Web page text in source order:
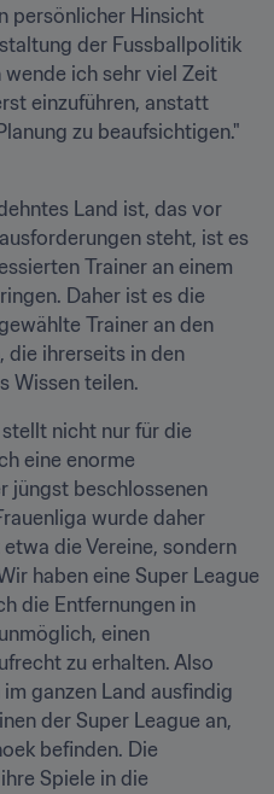
persönlicher Hinsicht
der Fussballpolitik
ich sehr viel Zeit
einzuführen, anstatt
zu beaufsichtigen."
Land ist, das vor
steht, ist es
Trainer an einem
Daher ist es die
Trainer an den
die ihrerseits in den
Wissen teilen.
nicht nur für die
eine enorme
jüngst beschlossenen
wurde daher
die Vereine, sondern
haben eine Super League
die Entfernungen in
einen
zu erhalten. Also
ganzen Land ausfindig
der Super League an,
befinden. Die
Spiele in die